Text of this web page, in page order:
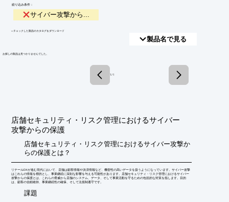
確保、そして法規制遵守です。
絞り込み条件：
サイバー攻撃から...
​▼チェックした製品のカタログをダウンロード
製品名で見る
​お探しの製品は見つかりませんでした。
1 / 1
店舗セキュリティ・リスク管理におけるサイバー
攻撃からの保護
店舗セキュリティ・リスク管理におけるサイバー攻撃か
らの保護とは？
リテールDXが進む現代において、店舗は顧客情報や決済情報など、機密性の高いデータを扱うようになっています。サイバー攻撃
はこれらの情報を標的とし、事業継続に深刻な影響を与える可能性があります。店舗セキュリティ・リスク管理におけるサイバー
攻撃からの保護とは、これらの脅威から店舗のシステム、データ、そして事業活動を守るための包括的な対策を指します。目的
は、顧客の信頼維持、事業継続性の確保、そして法規制遵守です。
​課題